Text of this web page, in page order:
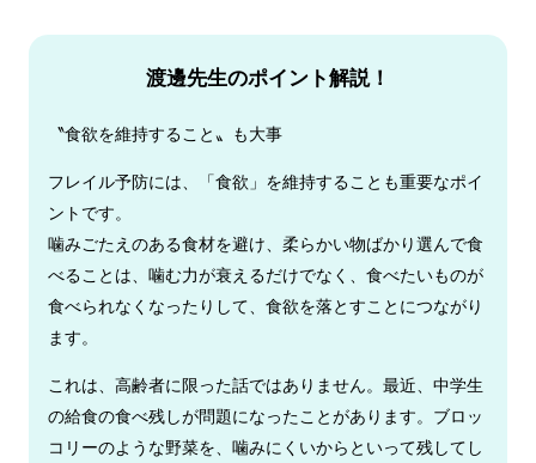
渡邊先生のポイント解説！
〝食欲を維持すること〟も大事
フレイル予防には、「食欲」を維持することも重要なポイ
ントです。
噛みごたえのある食材を避け、柔らかい物ばかり選んで食
べることは、噛む力が衰えるだけでなく、食べたいものが
食べられなくなったりして、食欲を落とすことにつながり
ます。
これは、高齢者に限った話ではありません。最近、中学生
の給食の食べ残しが問題になったことがあります。ブロッ
コリーのような野菜を、噛みにくいからといって残してし